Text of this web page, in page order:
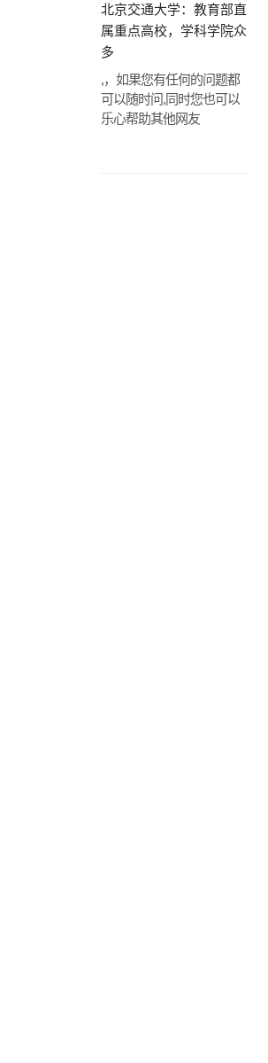
北京交通大学：教育部直
属重点高校，学科学院众
多
,，如果您有任何的问题都
可以随时问,同时您也可以
乐心帮助其他网友